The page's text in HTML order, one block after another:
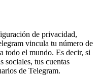
de privacidad,
vincula tu número de
todo el mundo. Es decir, si
sociales, tus cuentas
de Telegram.